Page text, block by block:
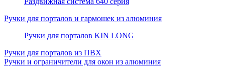
Ручки для порталов и гармошек из алюминия
Ручки для порталов KIN LONG
Ручки для порталов из ПВХ
Ручки и ограничители для окон из алюминия